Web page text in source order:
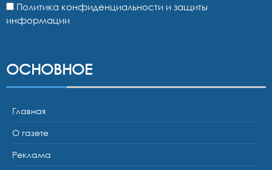
Политика конфиденциальности и защиты
информации
ОСНОВНОЕ
Главная
О газете
Реклама